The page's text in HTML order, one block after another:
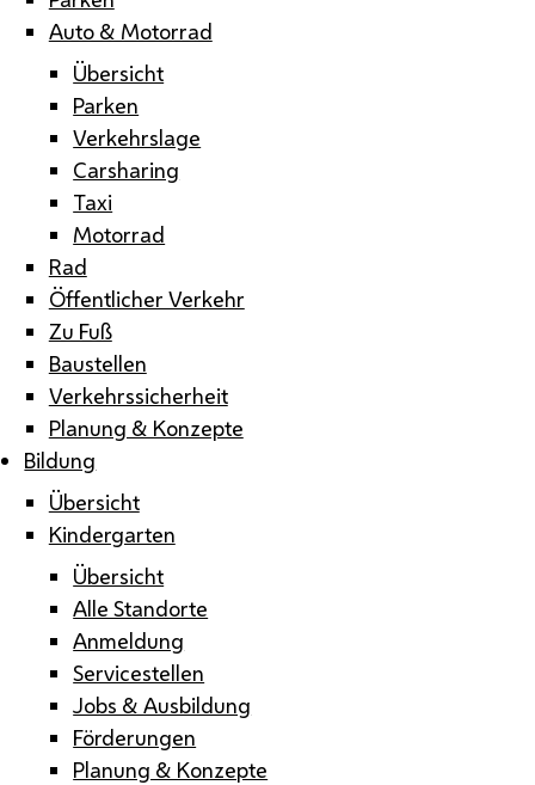
Auto & Motorrad
Übersicht
Parken
Verkehrslage
Carsharing
Taxi
Motorrad
Rad
Öffentlicher Verkehr
Zu Fuß
Baustellen
Verkehrssicherheit
Planung & Konzepte
Bildung
Übersicht
Kindergarten
Übersicht
Alle Standorte
Anmeldung
Servicestellen
Jobs & Ausbildung
Förderungen
Planung & Konzepte